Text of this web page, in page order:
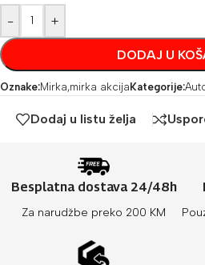
- +
DODAJ U
Oznake:Mirka,mirka akcija Kategorije:
Dodaj u listu želja
Besplatna dostava 24/48h
Za narudžbe preko 200 KM